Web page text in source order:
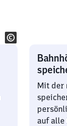
Mit der
auf alle